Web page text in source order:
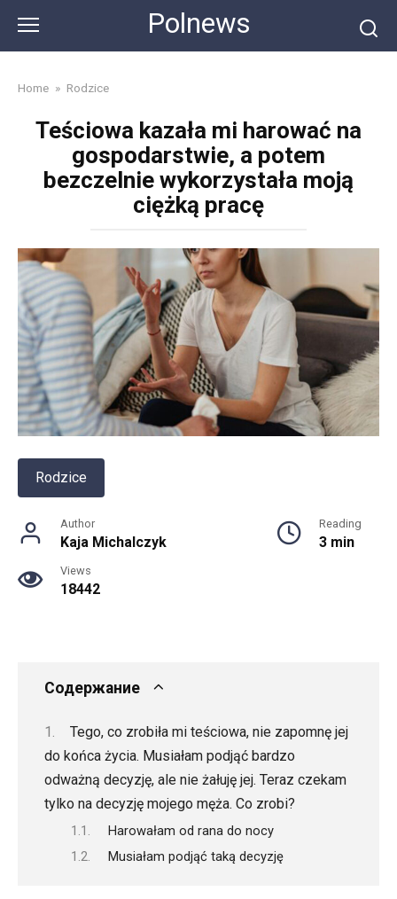
content
Polnews
Home » Rodzice
Teściowa kazała mi harować na
gospodarstwie, a potem
bezczelnie wykorzystała moją
ciężką pracę
Rodzice
Author
Kaja Michalczyk
Reading
3 min
Views
18442
Содержание
Tego, co zrobiła mi teściowa, nie zapomnę jej
do końca życia. Musiałam podjąć bardzo
odważną decyzję, ale nie żałuję jej. Teraz czekam
tylko na decyzję mojego męża. Co zrobi?
Harowałam od rana do nocy
Musiałam podjąć taką decyzję